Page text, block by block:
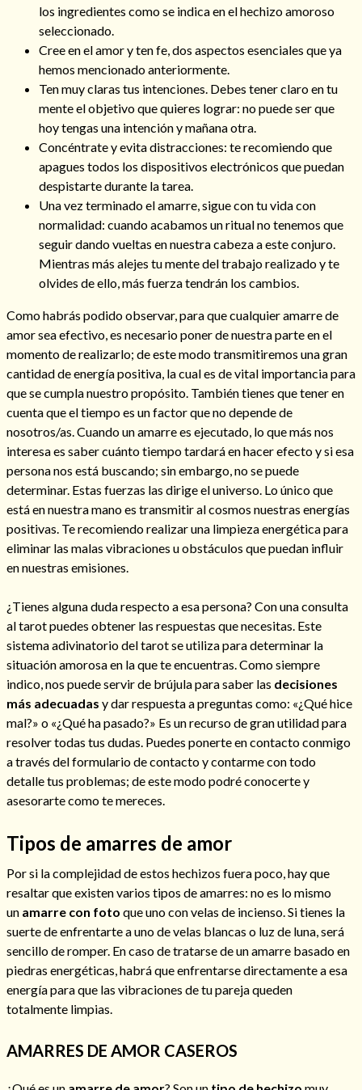
Mis libros favoritos
Mi Blog
¿Qué es el tarot?
los ingredientes como se indica en el hechizo amoroso
seleccionado.
Cree en el amor y ten fe, dos aspectos esenciales que ya
hemos mencionado anteriormente.
Ten muy claras tus intenciones. Debes tener claro en tu
mente el objetivo que quieres lograr: no puede ser que
hoy tengas una intención y mañana otra.
Concéntrate y evita distracciones: te recomiendo que
apagues todos los dispositivos electrónicos que puedan
despistarte durante la tarea.
Una vez terminado el amarre, sigue con tu vida con
normalidad: cuando acabamos un ritual no tenemos que
seguir dando vueltas en nuestra cabeza a este conjuro.
Mientras más alejes tu mente del trabajo realizado y te
olvides de ello, más fuerza tendrán los cambios.
Como habrás podido observar, para que cualquier amarre de
amor sea efectivo, es necesario poner de nuestra parte en el
momento de realizarlo; de este modo transmitiremos una gran
cantidad de energía positiva, la cual es de vital importancia para
que se cumpla nuestro propósito. También tienes que tener en
cuenta que el tiempo es un factor que no depende de
nosotros/as. Cuando un amarre es ejecutado, lo que más nos
interesa es saber cuánto tiempo tardará en hacer efecto y si esa
persona nos está buscando; sin embargo, no se puede
determinar. Estas fuerzas las dirige el universo. Lo único que
está en nuestra mano es transmitir al cosmos nuestras energías
positivas. Te recomiendo realizar una limpieza energética para
eliminar las malas vibraciones u obstáculos que puedan influir
en nuestras emisiones.
¿Tienes alguna duda respecto a esa persona? Con una consulta
al tarot puedes obtener las respuestas que necesitas. Este
sistema adivinatorio del tarot se utiliza para determinar la
situación amorosa en la que te encuentras. Como siempre
indico, nos puede servir de brújula para saber las decisiones
más adecuadas y dar respuesta a preguntas como: «¿Qué hice
mal?» o «¿Qué ha pasado?» Es un recurso de gran utilidad para
resolver todas tus dudas. Puedes ponerte en contacto conmigo
a través del formulario de contacto y contarme con todo
detalle tus problemas; de este modo podré conocerte y
asesorarte como te mereces.
Tipos de amarres de amor
Por si la complejidad de estos hechizos fuera poco, hay que
resaltar que existen varios tipos de amarres: no es lo mismo
un amarre con foto que uno con velas de incienso. Si tienes la
suerte de enfrentarte a uno de velas blancas o luz de luna, será
sencillo de romper. En caso de tratarse de un amarre basado en
piedras energéticas, habrá que enfrentarse directamente a esa
energía para que las vibraciones de tu pareja queden
totalmente limpias.
AMARRES DE AMOR CASEROS